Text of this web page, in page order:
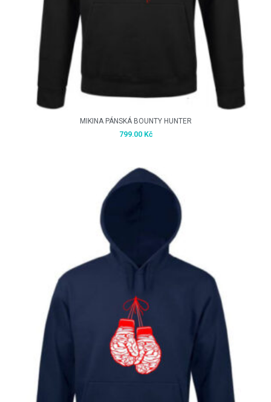
MIKINA PÁNSKÁ BOUNTY HUNTER
799.00 Kč